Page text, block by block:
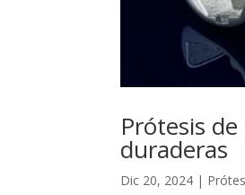
Prótesis
duraderas
Dic 20, 2024 |